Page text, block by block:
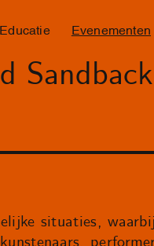
Educatie Evenementen
situaties,